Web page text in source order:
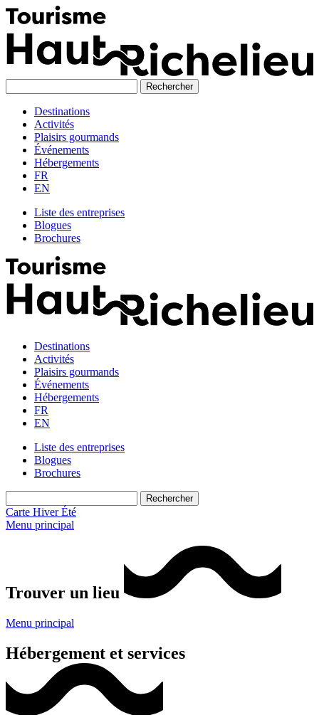
Skip
to
content
Destinations
Activités
Plaisirs gourmands
Événements
Hébergements
FR
EN
Liste des entreprises
Blogues
Brochures
Destinations
Activités
Plaisirs gourmands
Événements
Hébergements
FR
EN
Liste des entreprises
Blogues
Brochures
Carte Hiver Été
Menu principal
Trouver un lieu
Menu principal
Hébergement et services